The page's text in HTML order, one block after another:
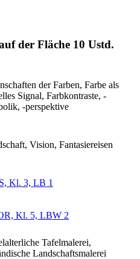
der Fläche 10 Ustd.
der Farben, Farbe als
Signal, Farbkontraste, -
-perspektive
Vision, Fantasiereisen
Kl. 3, LB 1
Kl. 5, LBW 2
Tafelmalerei,
Landschaftsmalerei